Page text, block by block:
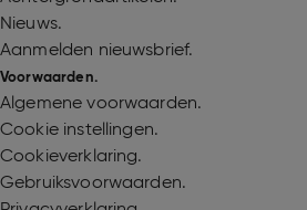
Nieuws.
Aanmelden nieuwsbrief.
Voorwaarden.
Algemene voorwaarden.
Cookie instellingen.
Cookieverklaring.
Gebruiksvoorwaarden.